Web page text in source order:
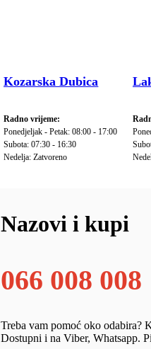
Kozarska Dubica
Radno vrijeme:
Ponedjeljak - Petak: 08:00 - 17:00
Subota: 07:30 - 16:30
Nedelja: Zatvoreno
Nazovi i kupi
066 008 008
Treba vam pomoć oko odabira?
Dostupni i na Viber, Whatsapp.